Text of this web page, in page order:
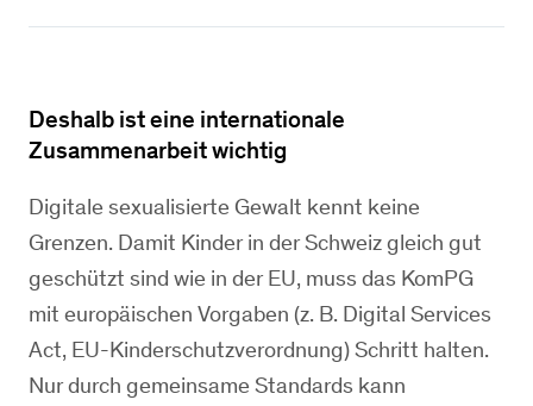
Deshalb ist eine internationale
Zusammenarbeit wichtig
Digitale sexualisierte Gewalt kennt keine
Grenzen. Damit Kinder in der Schweiz gleich gut
geschützt sind wie in der EU, muss das KomPG
mit europäischen Vorgaben (z. B. Digital Services
Act, EU-Kinderschutzverordnung) Schritt halten.
Nur durch gemeinsame Standards kann